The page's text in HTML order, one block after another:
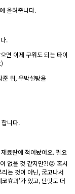
올려줍니다.
.
면 이제 구워도 되는 타이
준 뒤, 우박설탕을
니다.
료란에 적어놨어요. 필요
없을 것 같지만?!😝 혹시
는 것이 아닌, 굽고나서
효과'가 있고, 단맛도 더